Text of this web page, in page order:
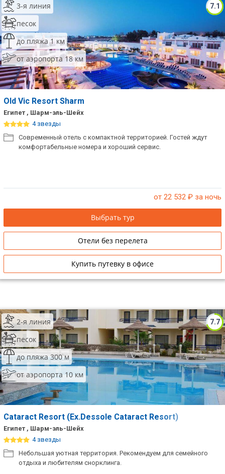
7.1
3-я линия
песок
до пляжа 1 км
от аэропорта 18 км
Old Vic Resort Sharm
Египет , Шарм-эль-Шейх
4 звезды
Современный отель с компактной территорией. Гостей ждут
комфортабельные номера и хороший сервис.
от 22 532 ₽ за ночь
Выбрать тур
Отели без перелета
Купить путевку в офисе
7.7
2-я линия
песок
до пляжа 300 м
от аэропорта 10 км
Cataract Resort (Ex.Dessole Cataract Resort)
Египет , Шарм-эль-Шейх
4 звезды
Небольшая уютная территория. Рекомендуем для семейного
отдыха и любителям снорклинга.